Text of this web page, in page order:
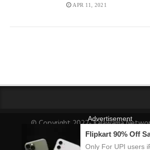
APR 11, 2021
© Copyright 2022- Kalawama
About Us Fact-Checking Policy